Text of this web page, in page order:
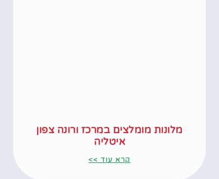
מלונות מומלצים במרכז ורונה צפון
איטליה
קרא עוד >>